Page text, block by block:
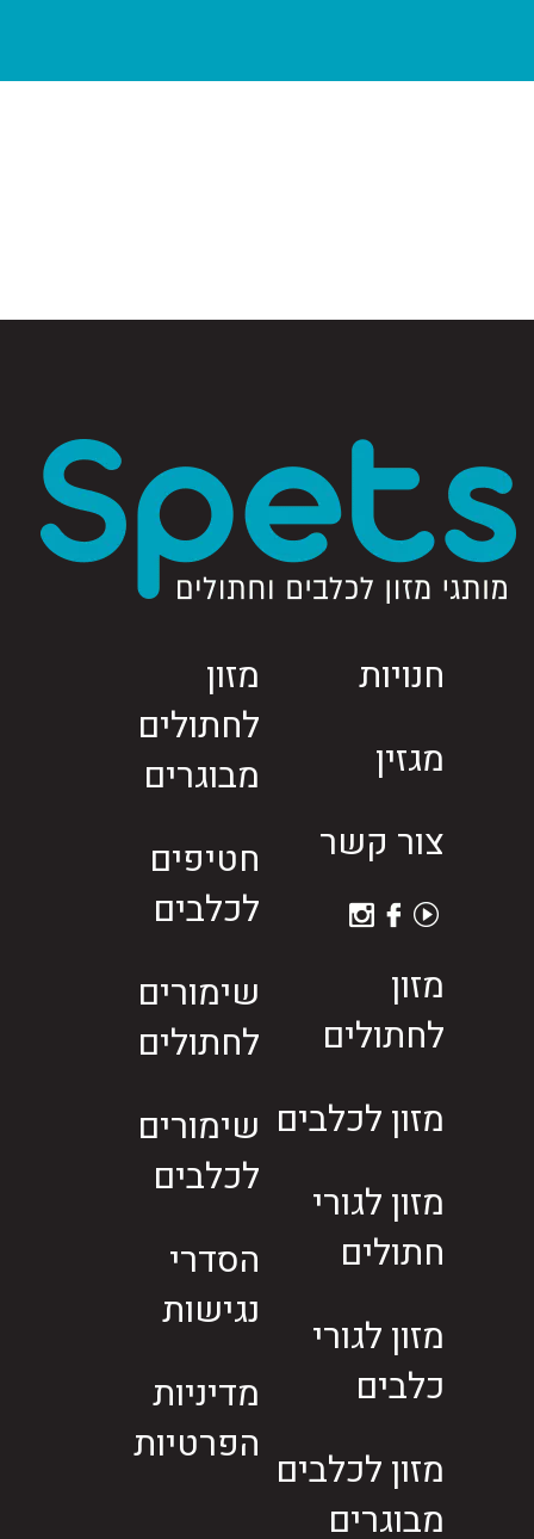
חנויות
מגזין
צור קשר
מזון
לחתולים
מזון לכלבים
מזון לגורי
חתולים
מזון לגורי
כלבים
מזון לכלבים
מבוגרים
מזון
לחתולים
מבוגרים
חטיפים
לכלבים
שימורים
לחתולים
שימורים
לכלבים
הסדרי
נגישות
מדיניות
הפרטיות